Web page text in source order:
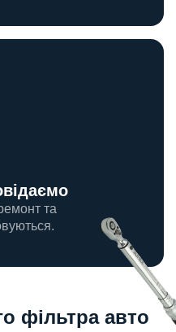
та
фільтра авто